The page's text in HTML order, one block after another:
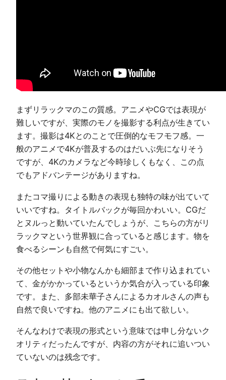
まずリラックマのこの質感。アニメやCGでは表現が
難しいですが、実際のモノを撮影する利点が生きてい
ます。撮影は4Kとのことで圧倒的なモフモフ感。一
般のアニメで4Kが普及するのはだいぶ先になりそう
ですが、4Kのカメラなど今時珍しくもなく、この点
でもアドバンテージがありますね。
またコマ撮りによる動きの表現も独特の味が出ていて
いいですね。タイトルバックが毎回かわいい。CGだ
とヌルっと動いていたんでしょうが、こちらの方がリ
ラックマという世界観に合っていると感じます。物を
食べるシーンも自然で何気にすごい。
その他セットや小物なんかも細部まで作り込まれてい
て、金がかかっているというか気合が入っている印象
です。また、多部未華子さんによるカオルさんの声も
自然で良いですね。他のアニメにも出て欲しい。
そんなわけで表現の形式という意味では申し分ないク
オリティだったんですが、内容の方がそれに追いつい
ていないのは残念です。